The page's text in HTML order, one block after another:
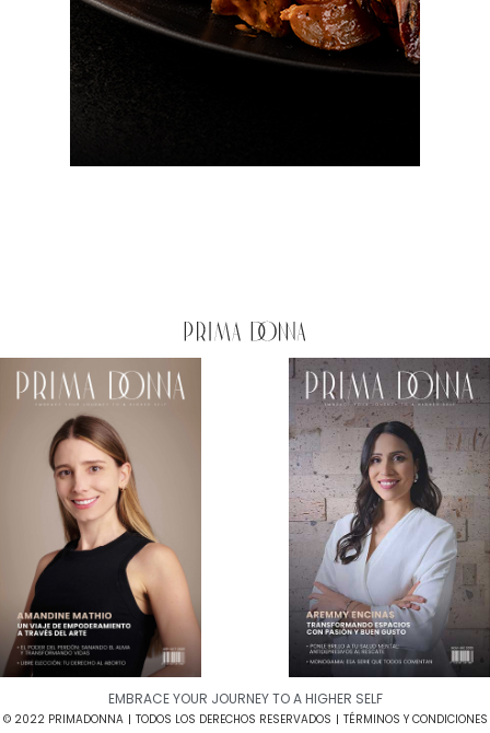
EMBRACE YOUR JOURNEY TO A HIGHER SELF​
© 2022 PRIMADONNA TODOS LOS DERECHOS RESERVADOS TÉRMINOS Y CONDICIONES